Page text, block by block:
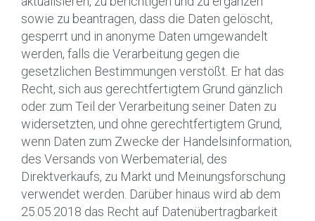
sowie zu beantragen, dass die Daten gelöscht,
gesperrt und in anonyme Daten umgewandelt
werden, falls die Verarbeitung gegen die
gesetzlichen Bestimmungen verstößt. Er hat das
Recht, sich aus gerechtfertigtem Grund gänzlich
oder zum Teil der Verarbeitung seiner Daten zu
widersetzten, und ohne gerechtfertigtem Grund,
wenn Daten zum Zwecke der Handelsinformation,
des Versands von Werbematerial, des
Direktverkaufs, zu Markt und Meinungsforschung
verwendet werden. Darüber hinaus wird ab dem
25.05.2018 das Recht auf Datenübertragbarkeit